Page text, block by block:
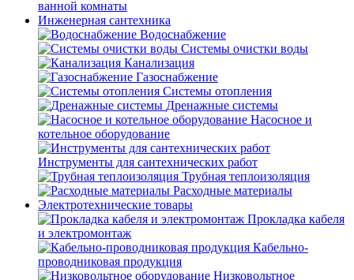
ванной комнаты
Инженерная сантехника
Водоснабжение
Системы очистки воды
Канализация
Газоснабжение
Системы отопления
Дренажные системы
Насосное и
котельное оборудование
Инструменты для сантехнических работ
Трубная теплоизоляция
Расходные материалы
Электротехнические товары
Прокладка кабеля
и электромонтаж
Кабельно-
проводниковая продукция
Низковольтное